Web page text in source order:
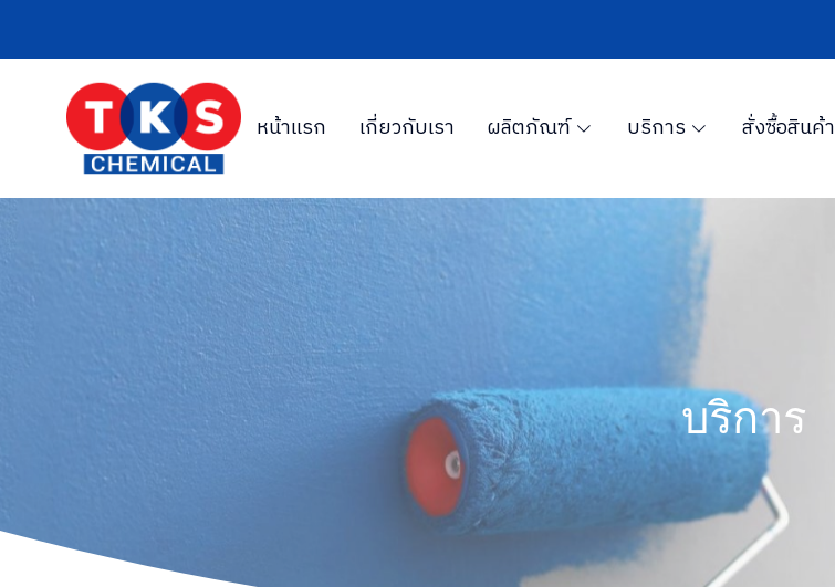
หน้าแรก เกี่ยวกับเรา ผลิตภัณฑ์ บริการ สั่งซื้อสินค้า
บริการ